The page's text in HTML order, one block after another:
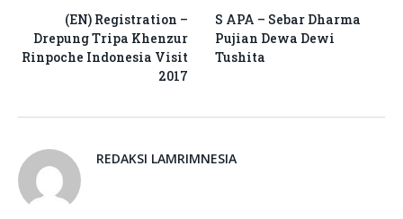
(EN) Registration –
Drepung Tripa Khenzur
Rinpoche Indonesia Visit
2017
S APA – Sebar Dharma
Pujian Dewa Dewi
Tushita
REDAKSI LAMRIMNESIA